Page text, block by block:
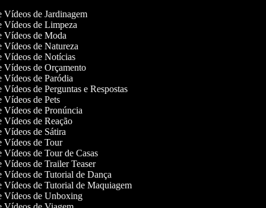
Vídeos de Jardinagem
Vídeos de Limpeza
Vídeos de Moda
Vídeos de Natureza
Vídeos de Notícias
Vídeos de Orçamento
Vídeos de Paródia
Vídeos de Perguntas e Respostas
Vídeos de Pets
Vídeos de Pronúncia
Vídeos de Reação
Vídeos de Sátira
Vídeos de Tour
Vídeos de Tour de Casas
Vídeos de Trailer Teaser
Vídeos de Tutorial de Dança
Vídeos de Tutorial de Maquiagem
Vídeos de Unboxing